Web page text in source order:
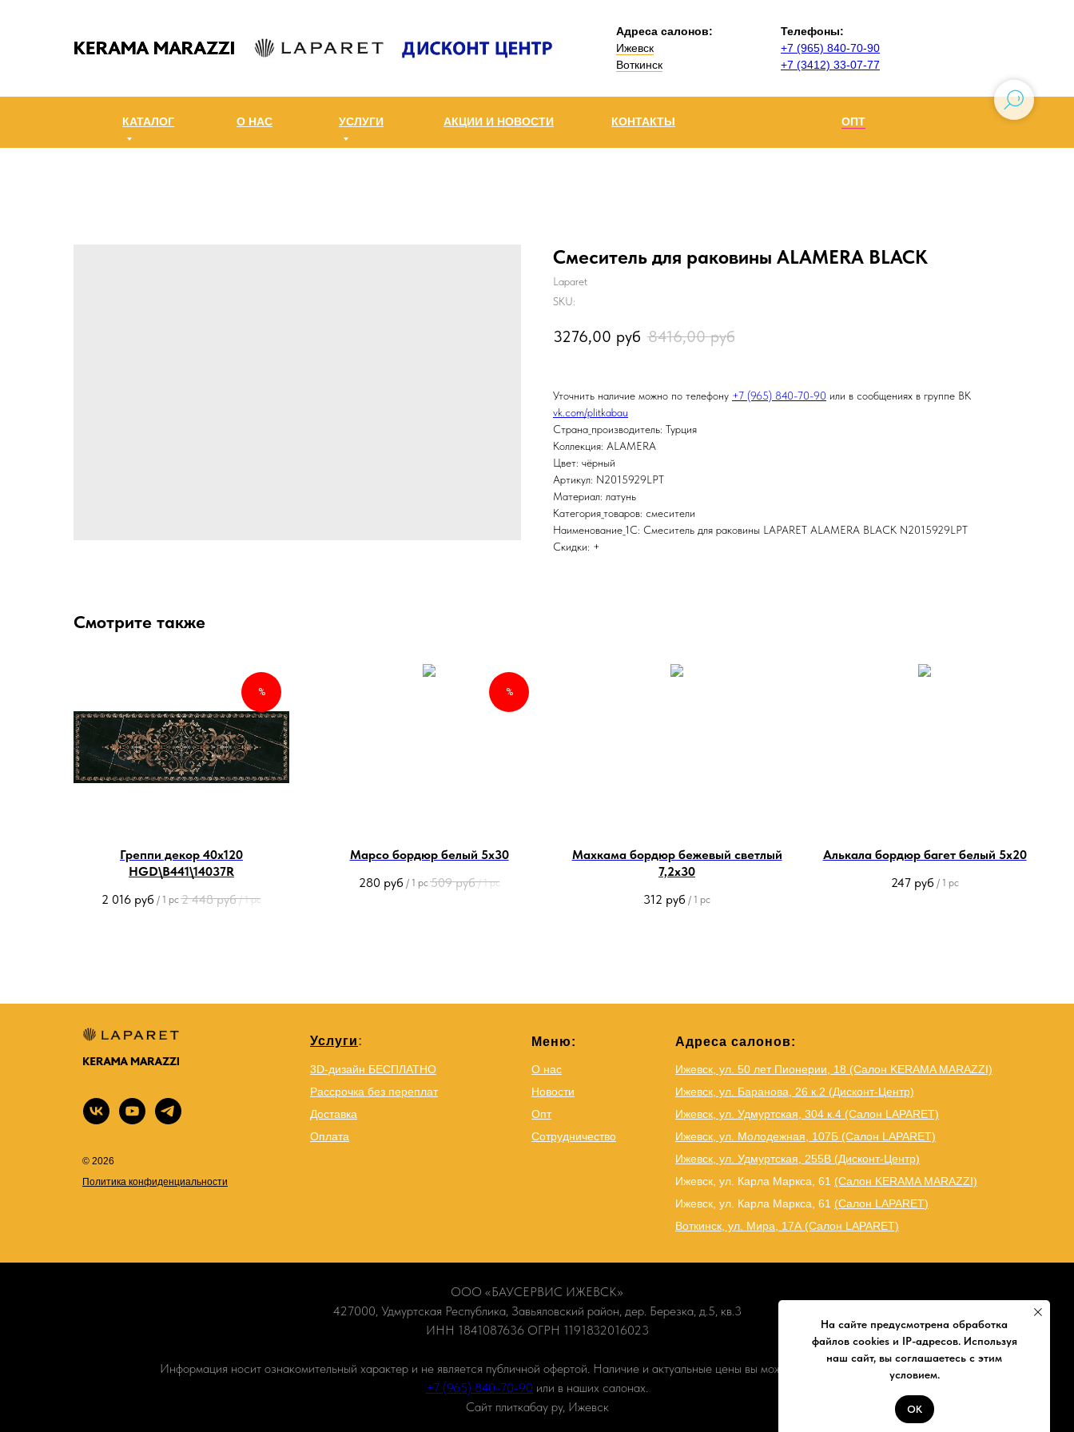
Телефоны:
+7 (965) 840-70-90
+7 (3412) 33-07-77
Адреса салонов:
Ижевск
Воткинск
КАТАЛОГ О НАС УСЛУГИ АКЦИИ И НОВОСТИ ОПТ
КОНТАКТЫ
На сайте предусмотрена обработка
файлов cookies и IP-адресов. Используя
наш сайт, вы соглашаетесь с этим
условием.
ОК
Смеситель для раковины ALAMERA BLACK
Laparet
SKU:
3276,00 руб 8416,00 руб
Уточнить наличие можно по телефону +7 (965) 840-70-90 или в сообщениях в группе ВК
vk.com/plitkabau
Страна_производитель: Турция
Коллекция: ALAMERA
Цвет: чёрный
Артикул: N2015929LPT
Материал: латунь
Категория_товаров: смесители
Наименование_1С: Смеситель для раковины LAPARET ALAMERA BLACK N2015929LPT
Скидки: +
Смотрите также
%
Греппи декор 40х120
HGD\B441\14037R
2 016 руб / 1 pc 2 448 руб / 1 pc
%
Марсо бордюр белый 5х30
280 руб / 1 pc 509 руб / 1 pc
Махкама бордюр бежевый светлый
7,2x30
312 руб / 1 pc
Алькала бордюр багет белый 5х20
247 руб / 1 pc
Услуги:
3D-дизайн БЕСПЛАТНО
Рассрочка без переплат
Доставка
Оплата
Меню:
О нас
Новости
Опт
Сотрудничество
Адреса салонов:
Ижевск, ул. 50 лет Пионерии, 18 (Салон KERAMA MARAZZI)
Ижевск, ул. Баранова, 26 к.2 (Дисконт-Центр)
Ижевск, ул. Удмуртская, 304 к.4 (Салон LAPARET)
Ижевск, ул. Молодежная, 107Б (Салон LAPARET)
Ижевск, ул. Удмуртская, 255В (Дисконт-Центр)
Ижевск, ул. Карла Маркса, 61 (Салон KERAMA MARAZZI)
Ижевск, ул. Карла Маркса, 61 (Салон LAPARET)
Воткинск, ул. Мира, 17А (Салон LAPARET)
© 2026
Политика конфиденциальности
ООО «БАУСЕРВИС ИЖЕВСК»
427000, Удмуртская Республика, Завьяловский район, дер. Березка, д.5, кв.3
ИНН 1841087636 ОГРН 1191832016023
Информация носит ознакомительный характер и не является публичной офертой. Наличие и актуальные цены вы можете уточнить по телефону
+7 (965) 840-70-90 или в наших салонах.
Сайт плиткабау ру, Ижевск